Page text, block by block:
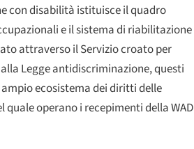
con disabilità istituisce il quadro
e il sistema di riabilitazione
attraverso il Servizio croato per
Legge antidiscriminazione, questi
ecosistema dei diritti delle
quale operano i recepimenti della WAD